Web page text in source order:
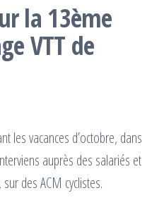
la 13ème
VTT de
les vacances d’octobre, dans
auprès des salariés et
sur des ACM cyclistes.